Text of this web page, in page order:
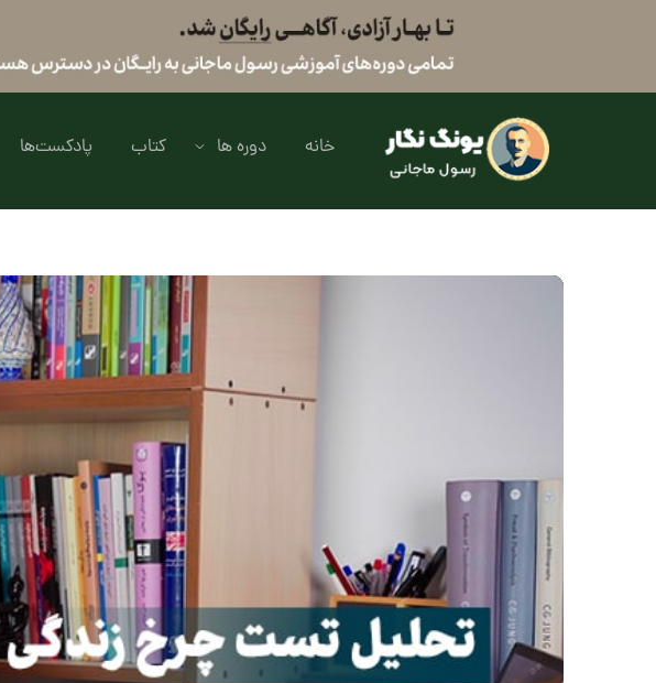
خانه دوره ها کتاب پادکست‌ها